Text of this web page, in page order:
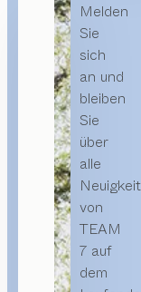
Melden
Sie
sich
an und
bleiben
Sie
über
alle
von
TEAM
7 auf
dem